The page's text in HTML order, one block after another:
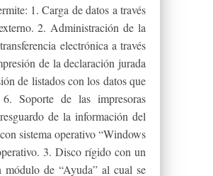
1. Carga de datos a través
2. Administración de la
electrónica a través
de la declaración jurada
de listados con los datos que
Soporte de las impresoras
de la información del
sistema operativo “Windows
3. Disco rígido con un
de “Ayuda” al cual se